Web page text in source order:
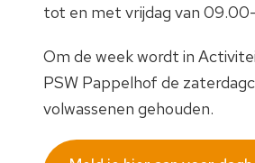
tot en met vrijdag van
Om de week wordt in
PSW Pappelhof de
volwassenen gehouden.